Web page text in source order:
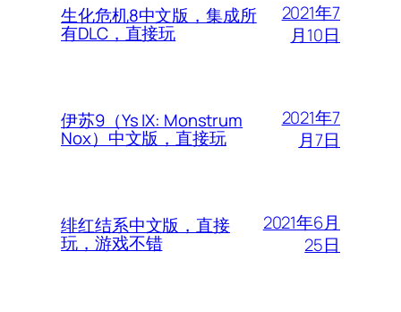
生化危机8中文版，集成所
有DLC，直接玩
2021年7
月10日
伊苏9（Ys IX: Monstrum
Nox）中文版，直接玩
2021年7
月7日
绯红结系中文版，直接
玩，游戏不错
2021年6月
25日